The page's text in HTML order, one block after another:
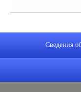
Сведения